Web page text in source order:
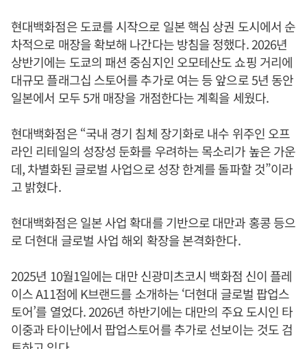
현대백화점은 도쿄를 시작으로 일본 핵심 상권 도시에서 순
차적으로 매장을 확보해 나간다는 방침을 정했다. 2026년
상반기에는 도쿄의 패션 중심지인 오모테산도 쇼핑 거리에
대규모 플래그십 스토어를 추가로 여는 등 앞으로 5년 동안
일본에서 모두 5개 매장을 개점한다는 계획을 세웠다.
현대백화점은 “국내 경기 침체 장기화로 내수 위주인 오프
라인 리테일의 성장성 둔화를 우려하는 목소리가 높은 가운
데, 차별화된 글로벌 사업으로 성장 한계를 돌파할 것”이라
고 밝혔다.
현대백화점은 일본 사업 확대를 기반으로 대만과 홍콩 등으
로 더현대 글로벌 사업 해외 확장을 본격화한다.
2025년 10월1일에는 대만 신광미츠코시 백화점 신이 플레
이스 A11점에 K브랜드를 소개하는 ‘더현대 글로벌 팝업스
토어’를 열었다. 2026년 하반기에는 대만의 주요 도시인 타
이중과 타이난에서 팝업스토어를 추가로 선보이는 것도 검